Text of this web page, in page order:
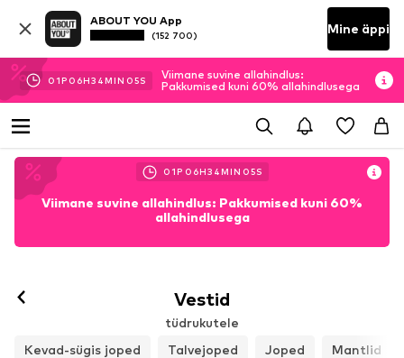
ABOUT YOU App
(152 700) Mine äppi
01P 06H34MIN 03S
Viimane suvine allahindlus:
Pakkumised kuni 60% allahindlusega
01P 06H34MIN 03S
Viimane suvine allahindlus: Pakkumised kuni 60%
allahindlusega
Vestid
tüdrukutele
Kevad-sügis joped
Talvejoped Joped Mantlid